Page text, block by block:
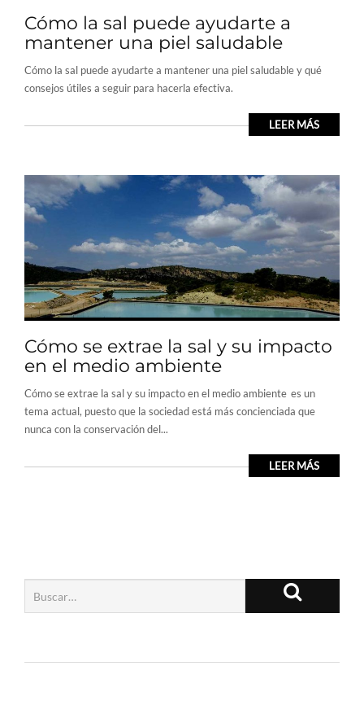
Cómo la sal puede ayudarte a
mantener una piel saludable
Cómo la sal puede ayudarte a mantener una piel saludable y qué
consejos útiles a seguir para hacerla efectiva.
LEER MÁS
Cómo se extrae la sal y su impacto
en el medio ambiente
Cómo se extrae la sal y su impacto en el medio ambiente es un
tema actual, puesto que la sociedad está más concienciada que
nunca con la conservación del...
LEER MÁS